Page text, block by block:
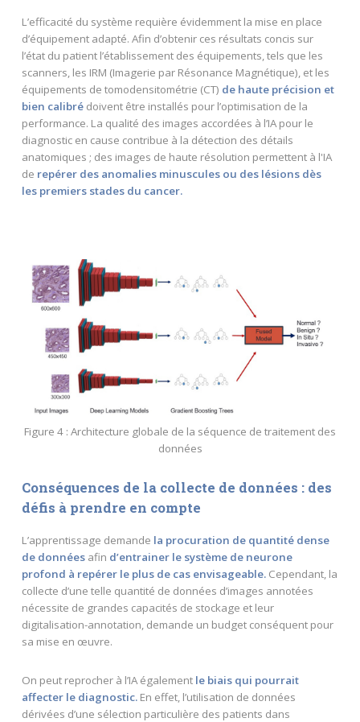
L’efficacité du système requière évidemment la mise en place
d’équipement adapté. Afin d’obtenir ces résultats concis sur
l’état du patient l’établissement des équipements, tels que les
scanners, les IRM (Imagerie par Résonance Magnétique), et les
équipements de tomodensitométrie (CT) de haute précision et
bien calibrédoivent être installés pour l’optimisation de la
performance. La qualité des images accordées à l’IA pour le
diagnostic en cause contribue à la détection des détails
anatomiques ; des images de haute résolution permettent à l'IA
de repérer des anomalies minuscules ou des lésions dès
les premiers stades du cancer.
Figure 4 : Architecture globale de la séquence de traitement des
données
Conséquences de la collecte de données : des
défis à prendre en compte
L’apprentissage demande la procuration de quantité dense
de donnéesafin d’entrainer le système de neurone
profond à repérer le plus de cas envisageable.Cependant, la
collecte d’une telle quantité de données d’images annotées
nécessite de grandes capacités de stockage et leur
digitalisation-annotation, demande un budget conséquent pour
sa mise en œuvre.
On peut reprocher à l’IA également le biais qui pourrait
affecter le diagnostic.En effet, l’utilisation de données
dérivées d’une sélection particulière des patients dans